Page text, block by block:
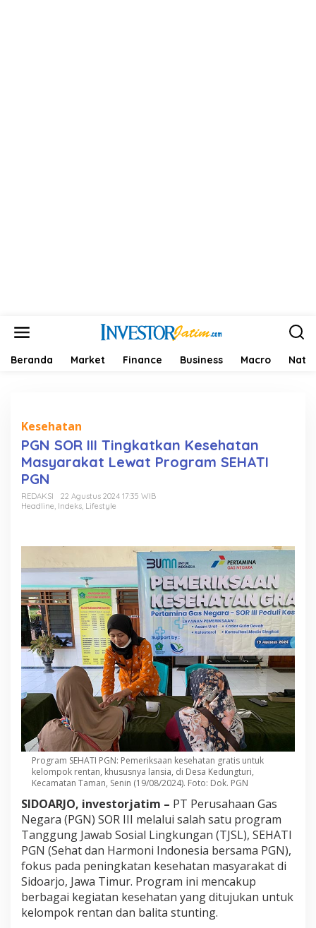
Beranda Market Finance Business Macro
Kesehatan
PGN SOR III Tingkatkan Kesehatan
Masyarakat Lewat Program SEHATI
PGN
REDAKSI
22 Agustus 2024 17:35 WIB
Headline, Indeks, Lifestyle
Program SEHATI PGN: Pemeriksaan kesehatan gratis untuk
kelompok rentan, khususnya lansia, di Desa Kedungturi,
Kecamatan Taman, Senin (19/08/2024). Foto: Dok. PGN
SIDOARJO, investorjatim – PT Perusahaan Gas
Negara (PGN) SOR III melalui salah satu program
Tanggung Jawab Sosial Lingkungan (TJSL), SEHATI
PGN (Sehat dan Harmoni Indonesia bersama PGN),
fokus pada peningkatan kesehatan masyarakat di
Sidoarjo, Jawa Timur. Program ini mencakup
berbagai kegiatan kesehatan yang ditujukan untuk
kelompok rentan dan balita stunting.